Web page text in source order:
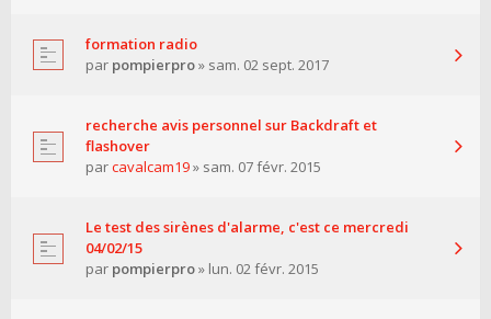
formation radio
par pompierpro» sam. 02 sept. 2017
recherche avis personnel sur Backdraft et
flashover
parcavalcam19» sam. 07 févr. 2015
Le test des sirènes d'alarme, c'est ce mercredi
04/02/15
par pompierpro» lun. 02 févr. 2015